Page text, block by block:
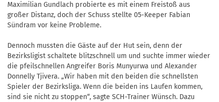
Maximilian Gundlach probierte es mit einem Freistoß aus
großer Distanz, doch der Schuss stellte 05-Keeper Fabian
Sündram vor keine Probleme.
Dennoch mussten die Gäste auf der Hut sein, denn der
Bezirksligist schaltete blitzschnell um und suchte immer wieder
die pfeilschnellen Angreifer Boris Munyurwa und Alexander
Donnelly Tjivera. „Wir haben mit den beiden die schnellsten
Spieler der Bezirksliga. Wenn die beiden ins Laufen kommen,
sind sie nicht zu stoppen“, sagte SCH-Trainer Wünsch. Dazu